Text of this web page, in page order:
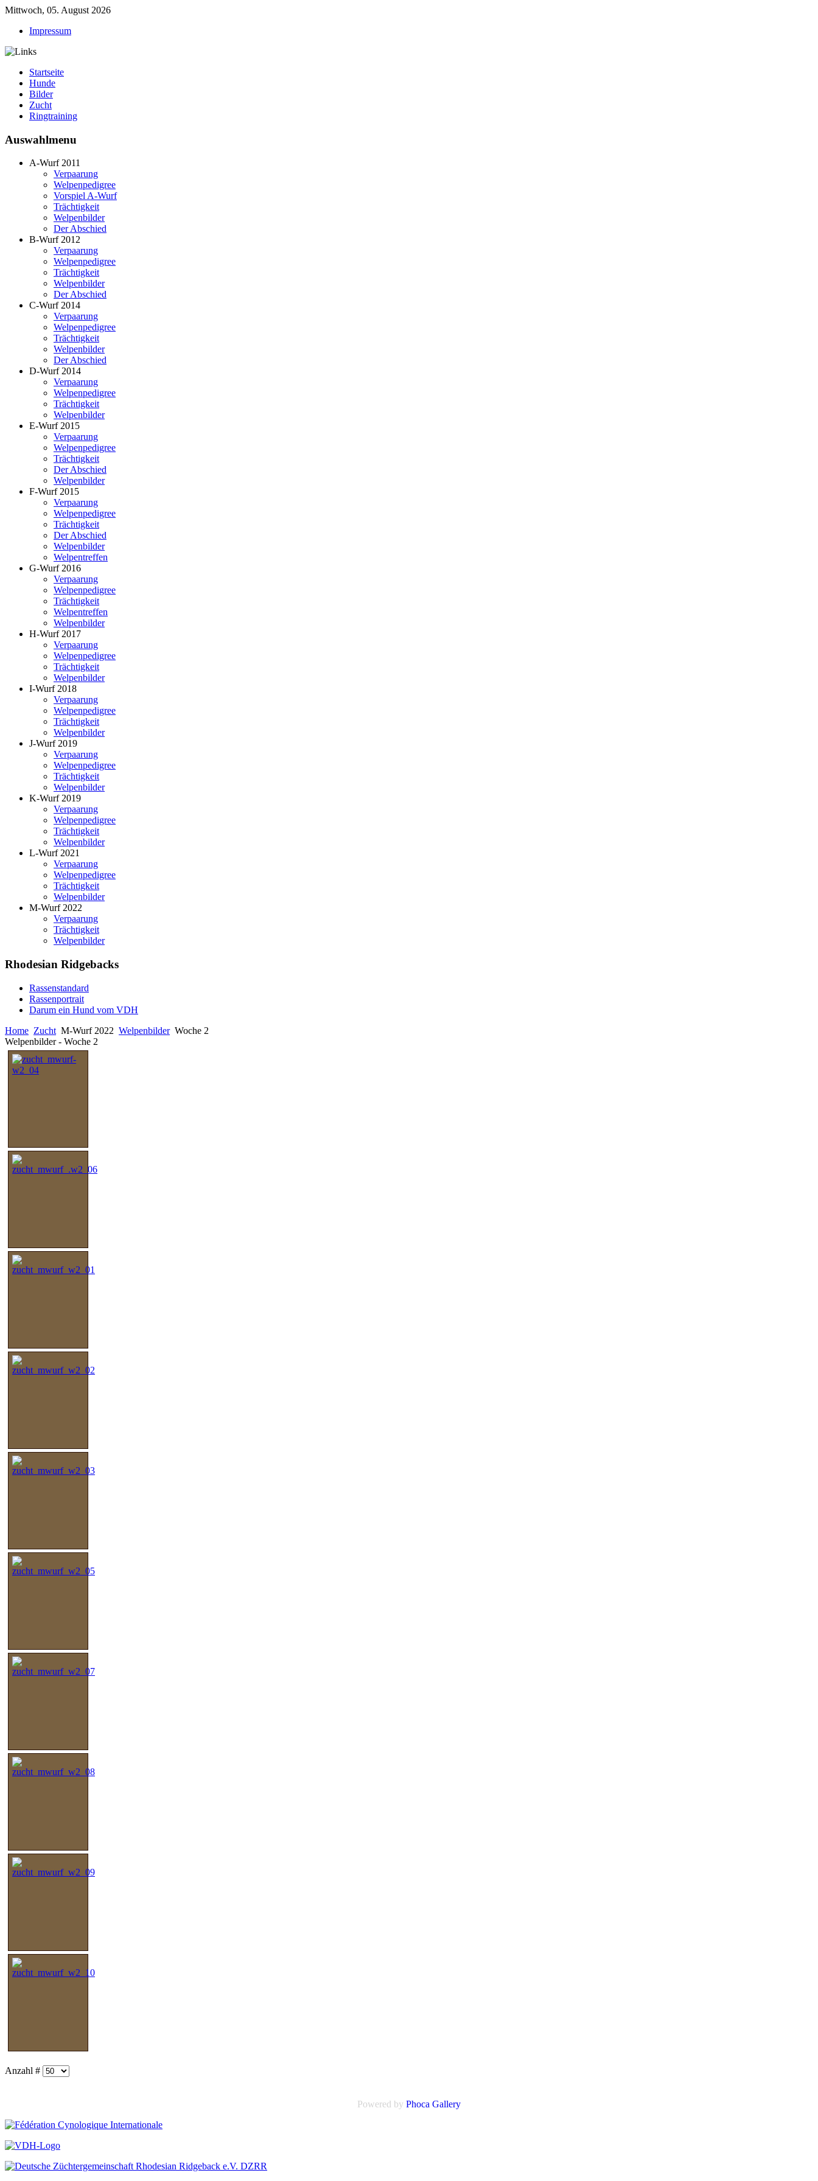
Mittwoch, 05. August 2026
Impressum
Startseite
Hunde
Bilder
Zucht
Ringtraining
Auswahlmenu
A-Wurf 2011
Verpaarung
Welpenpedigree
Vorspiel A-Wurf
Trächtigkeit
Welpenbilder
Der Abschied
B-Wurf 2012
Verpaarung
Welpenpedigree
Trächtigkeit
Welpenbilder
Der Abschied
C-Wurf 2014
Verpaarung
Welpenpedigree
Trächtigkeit
Welpenbilder
Der Abschied
D-Wurf 2014
Verpaarung
Welpenpedigree
Trächtigkeit
Welpenbilder
E-Wurf 2015
Verpaarung
Welpenpedigree
Trächtigkeit
Der Abschied
Welpenbilder
F-Wurf 2015
Verpaarung
Welpenpedigree
Trächtigkeit
Der Abschied
Welpenbilder
Welpentreffen
G-Wurf 2016
Verpaarung
Welpenpedigree
Trächtigkeit
Welpentreffen
Welpenbilder
H-Wurf 2017
Verpaarung
Welpenpedigree
Trächtigkeit
Welpenbilder
I-Wurf 2018
Verpaarung
Welpenpedigree
Trächtigkeit
Welpenbilder
J-Wurf 2019
Verpaarung
Welpenpedigree
Trächtigkeit
Welpenbilder
K-Wurf 2019
Verpaarung
Welpenpedigree
Trächtigkeit
Welpenbilder
L-Wurf 2021
Verpaarung
Welpenpedigree
Trächtigkeit
Welpenbilder
M-Wurf 2022
Verpaarung
Trächtigkeit
Welpenbilder
Rhodesian Ridgebacks
Rassenstandard
Rassenportrait
Darum ein Hund vom VDH
Home Zucht M-Wurf 2022 Welpenbilder Woche 2
Welpenbilder - Woche 2
Anzahl #
Powered by Phoca Gallery